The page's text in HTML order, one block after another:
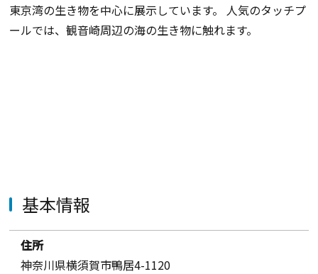
東京湾の生き物を中心に展示しています。 人気のタッチプ
ールでは、観音崎周辺の海の生き物に触れます。
基本情報
住所
神奈川県横須賀市鴨居4-1120